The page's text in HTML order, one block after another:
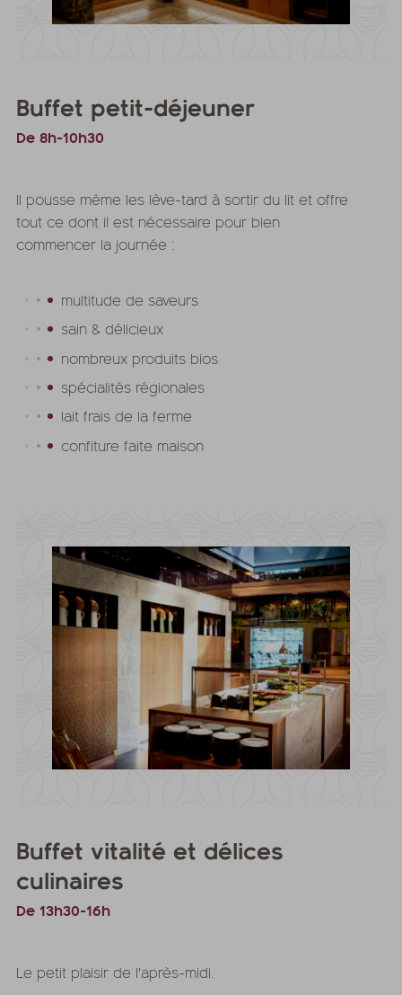
Buffet petit-déjeuner
De 8h-10h30
Il pousse même les lève-tard à sortir du lit et offre
tout ce dont il est nécessaire pour bien
commencer la journée :
multitude de saveurs
sain & délicieux
nombreux produits bios
spécialités régionales
lait frais de la ferme
confiture faite maison
Buffet vitalité et délices
culinaires
De 13h30-16h
Le petit plaisir de l'après-midi.